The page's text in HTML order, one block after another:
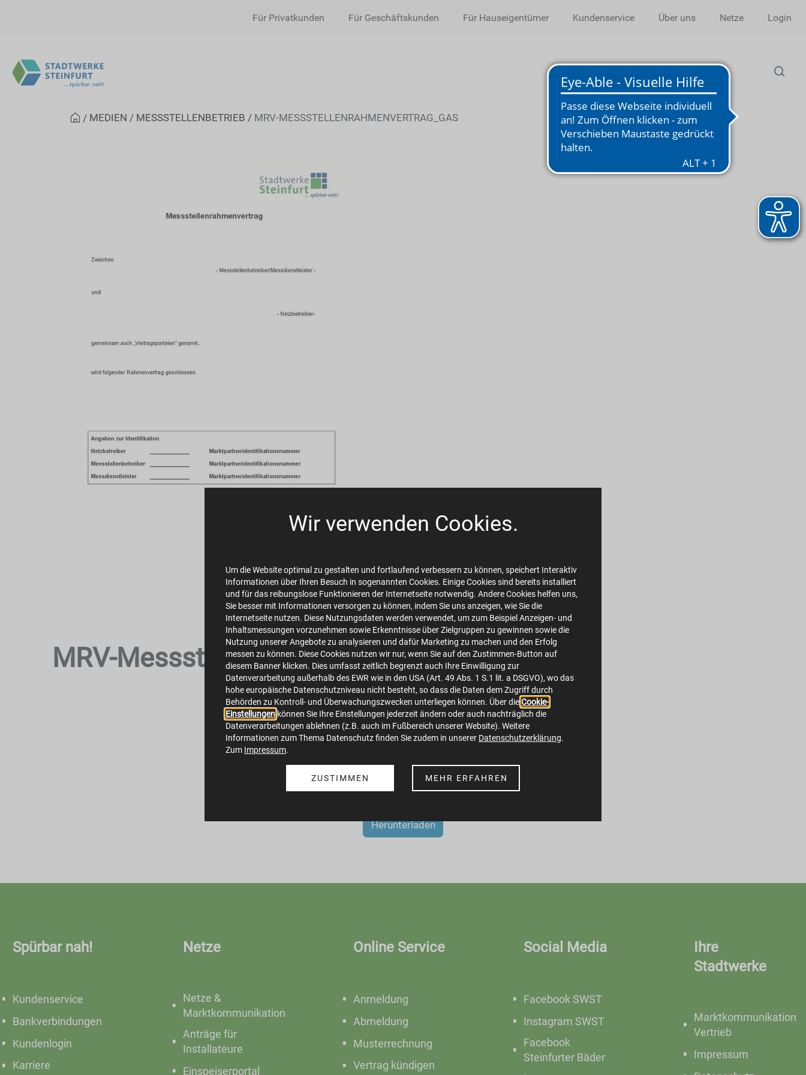
Wir verwenden Cookies.
Um die Website optimal zu gestalten und fortlaufend verbessern zu können, speichert Interaktiv
Informationen über Ihren Besuch in sogenannten Cookies. Einige Cookies sind bereits installiert
und für das reibungslose Funktionieren der Internetseite notwendig. Andere Cookies helfen uns,
Sie besser mit Informationen versorgen zu können, indem Sie uns anzeigen, wie Sie die
Internetseite nutzen. Diese Nutzungsdaten werden verwendet, um zum Beispiel Anzeigen- und
Inhaltsmessungen vorzunehmen sowie Erkenntnisse über Zielgruppen zu gewinnen sowie die
Nutzung unserer Angebote zu analysieren und dafür Marketing zu machen und den Erfolg
messen zu können. Diese Cookies nutzen wir nur, wenn Sie auf den Zustimmen-Button auf
diesem Banner klicken. Dies umfasst zeitlich begrenzt auch Ihre Einwilligung zur
Datenverarbeitung außerhalb des EWR wie in den USA (Art. 49 Abs. 1 S.1 lit. a DSGVO), wo das
hohe europäische Datenschutzniveau nicht besteht, so dass die Daten dem Zugriff durch
Behörden zu Kontroll- und Überwachungszwecken unterliegen können. Über dieCookie-
Einstellungen können Sie Ihre Einstellungen jederzeit ändern oder auch nachträglich die
Datenverarbeitungen ablehnen (z.B. auch im Fußbereich unserer Website). Weitere
Informationen zum Thema Datenschutz finden Sie zudem in unserer Datenschutzerklärung.
Zum Impressum.
ZUSTIMMEN MEHR ERFAHREN
Für Privatkunden Für Geschäftskunden Für Hauseigentümer Kundenservice Über uns Netze Login
MEDIEN MESSSTELLENBETRIEB MRV-MESSSTELLENRAHMENVERTRAG_GAS
MRV-Messstellenrahmenvertrag_Gas
MRV-Messstellenrahmenvertrag_Gas.pdf
Herunterladen
Spürbar nah!
Kundenservice
Bankverbindungen
Kundenlogin
Karriere
Netze
Netze &
Marktkommunikation
Anträge für
Installateure
Einspeiserportal
Online Service
Anmeldung
Abmeldung
Musterrechnung
Vertrag kündigen
Social Media
Facebook SWST
Instagram SWST
Facebook
Steinfurter Bäder
Ihre
Stadtwerke
Marktkommunikation
Vertrieb
Impressum